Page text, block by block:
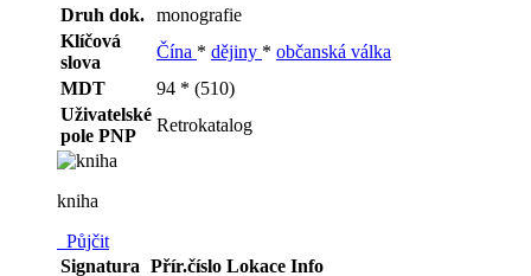
Druh dok. monografie
Klíčová
slova
Čína * dějiny * občanská válka
MDT
94 * (510)
Uživatelské
pole PNP
Retrokatalog
kniha
Půjčit
Signatura Přír.číslo Lokace Info